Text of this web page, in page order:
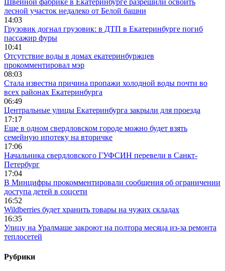
Швейной фабрике в Екатеринбурге разрешили освоить
лесной участок недалеко от Белой башни
14:03
Грузовик догнал грузовик: в ДТП в Екатеринбурге погиб
пассажир фуры
10:41
Отсутствие воды в домах екатеринбуржцев
прокомментировал мэр
08:03
Стала известна причина пропажи холодной воды почти во
всех районах Екатеринбурга
06:49
Центральные улицы Екатеринбурга закрыли для проезда
17:17
Еще в одном свердловском городе можно будет взять
семейную ипотеку на вторичке
17:06
Начальника свердловского ГУФСИН перевели в Санкт-
Петербург
17:04
В Минцифры прокомментировали сообщения об ограничении
доступа детей в соцсети
16:52
Wildberries будет хранить товары на чужих складах
16:35
Улицу на Уралмаше закроют на полтора месяца из-за ремонта
теплосетей
Рубрики